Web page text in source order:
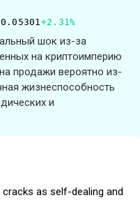
+2.31%
шок из-за
на криптоимперию
продажи вероятно из-
жизнеспособность
и
as self-dealing and